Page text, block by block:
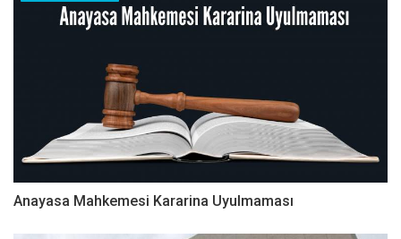
Anayasa Mahkemesi Kararina Uyulmaması